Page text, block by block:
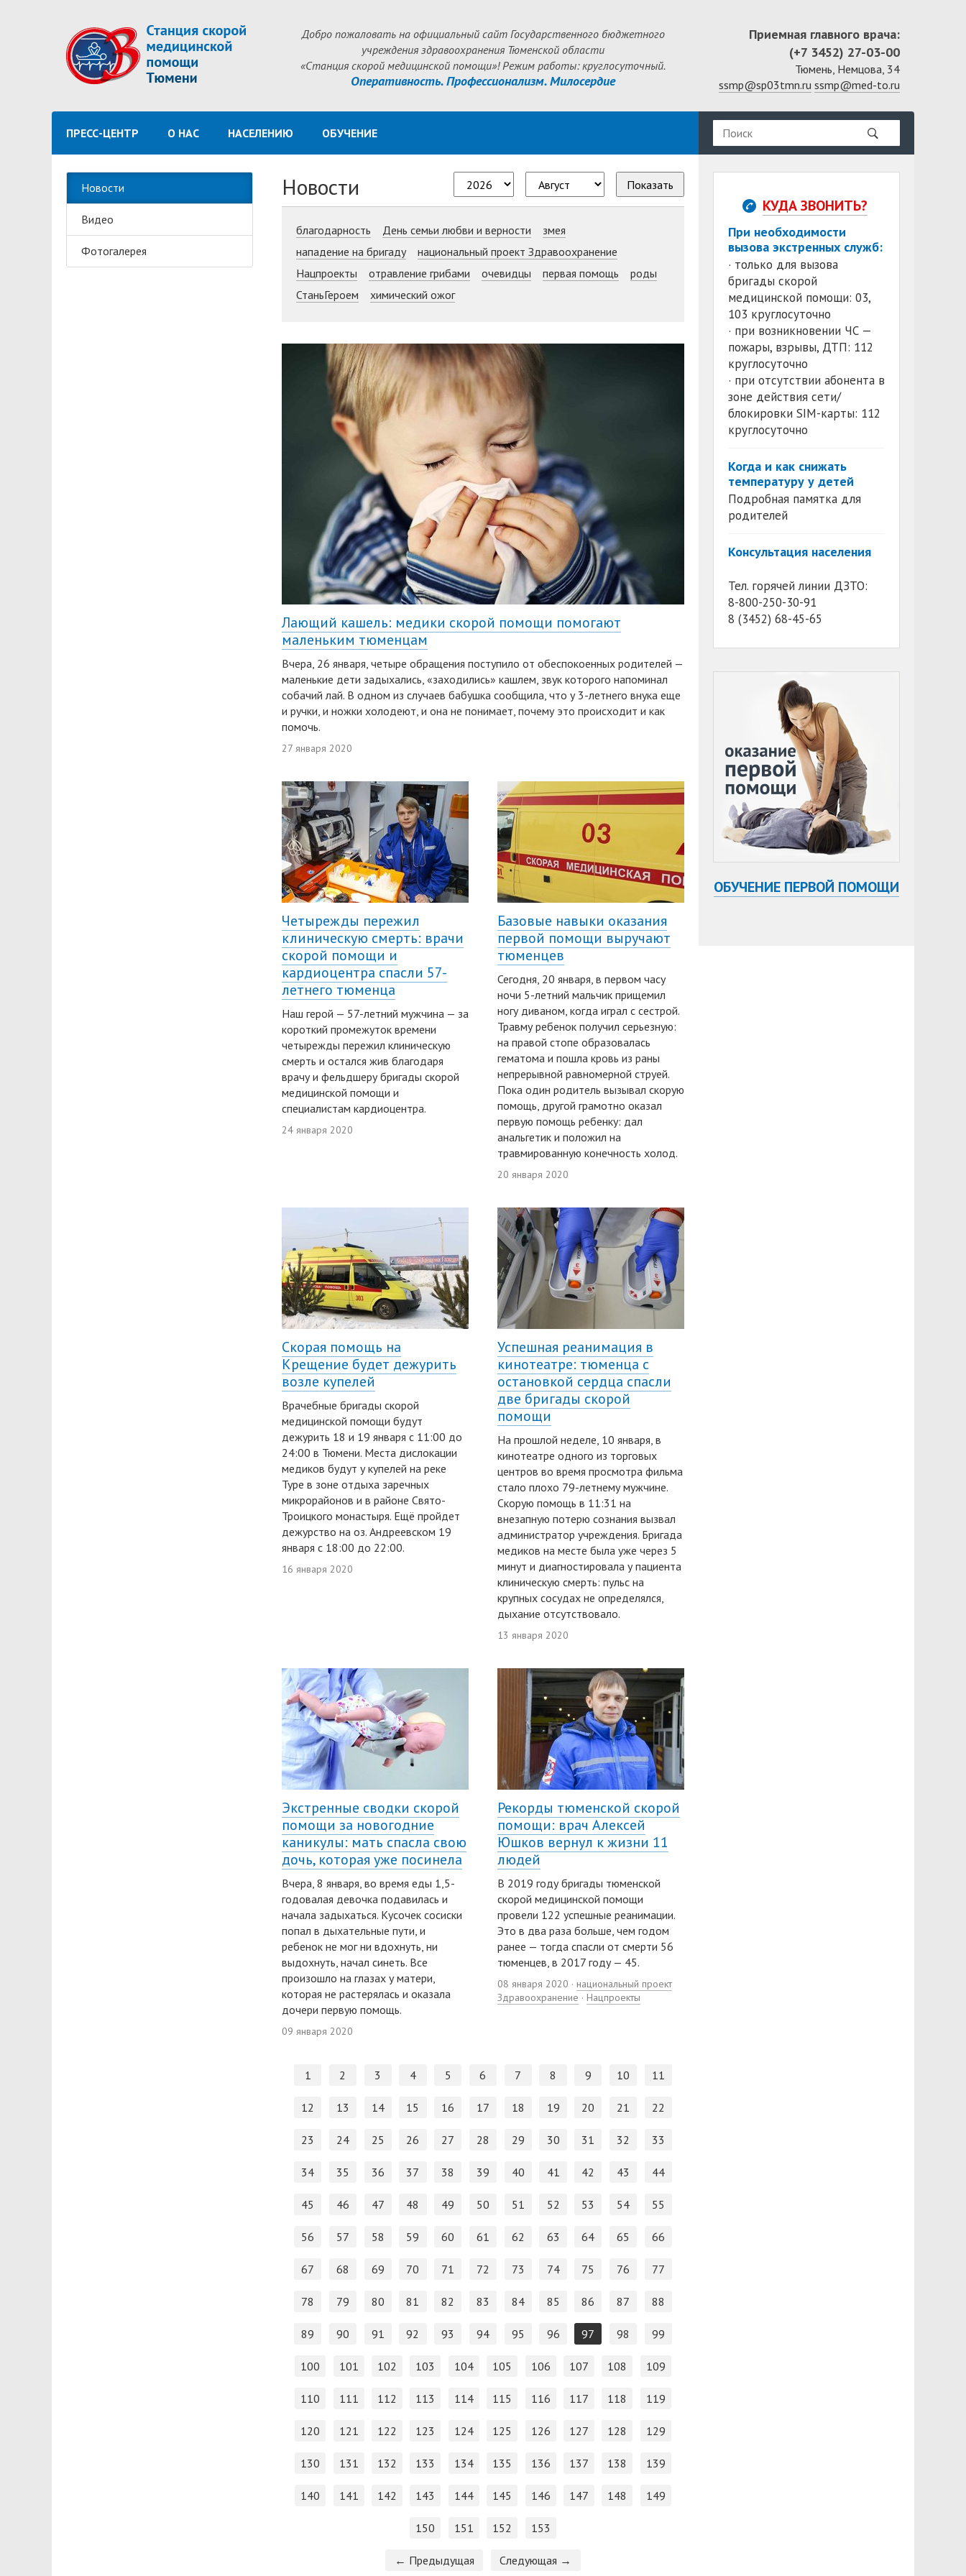
Добро пожаловать на официальный сайт Государственного бюджетного
учреждения здравоохранения Тюменской области
«Станция скорой медицинской помощи»! Режим работы: круглосуточный.
Оперативность. Профессионализм. Милосердие
Приемная главного врача:
(+7 3452) 27-03-00
Тюмень, Немцова, 34
ssmp@sp03tmn.ru ssmp@med-to.ru
ПРЕСС-ЦЕНТР О НАС НАСЕЛЕНИЮ ОБУЧЕНИЕ
Новости
Видео
Фотогалерея
Новости Показать
благодарность День семьи любви и верности
змея
нападение на бригаду
национальный проект Здравоохранение
Нацпроекты
отравление грибами очевидцы первая помощь
роды
СтаньГероем
химический ожог
Лающий кашель: медики скорой помощи помогают
маленьким тюменцам
Вчера, 26 января, четыре обращения поступило от обеспокоенных родителей —
маленькие дети задыхались, «заходились» кашлем, звук которого напоминал
собачий лай. В одном из случаев бабушка сообщила, что у 3-летнего внука еще
и ручки, и ножки холодеют, и она не понимает, почему это происходит и как
помочь.
27 января 2020
Четырежды пережил
клиническую смерть: врачи
скорой помощи и
кардиоцентра спасли 57-
летнего тюменца
Наш герой — 57-летний мужчина — за
короткий промежуток времени
четырежды пережил клиническую
смерть и остался жив благодаря
врачу и фельдшеру бригады скорой
медицинской помощи и
специалистам кардиоцентра.
24 января 2020
Базовые навыки оказания
первой помощи выручают
тюменцев
Сегодня, 20 января, в первом часу
ночи 5-летний мальчик прищемил
ногу диваном, когда играл с сестрой.
Травму ребенок получил серьезную:
на правой стопе образовалась
гематома и пошла кровь из раны
непрерывной равномерной струей.
Пока один родитель вызывал скорую
помощь, другой грамотно оказал
первую помощь ребенку: дал
анальгетик и положил на
травмированную конечность холод.
20 января 2020
Скорая помощь на
Крещение будет дежурить
возле купелей
Врачебные бригады скорой
медицинской помощи будут
дежурить 18 и 19 января с 11:00 до
24:00 в Тюмени. Места дислокации
медиков будут у купелей на реке
Туре в зоне отдыха заречных
микрорайонов и в районе Свято-
Троицкого монастыря. Ещё пройдет
дежурство на оз. Андреевском 19
января с 18:00 до 22:00.
16 января 2020
Успешная реанимация в
кинотеатре: тюменца с
остановкой сердца спасли
две бригады скорой
помощи
На прошлой неделе, 10 января, в
кинотеатре одного из торговых
центров во время просмотра фильма
стало плохо 79-летнему мужчине.
Скорую помощь в 11:31 на
внезапную потерю сознания вызвал
администратор учреждения. Бригада
медиков на месте была уже через 5
минут и диагностировала у пациента
клиническую смерть: пульс на
крупных сосудах не определялся,
дыхание отсутствовало.
13 января 2020
Экстренные сводки скорой
помощи за новогодние
каникулы: мать спасла свою
дочь, которая уже посинела
Вчера, 8 января, во время еды 1,5-
годовалая девочка подавилась и
начала задыхаться. Кусочек сосиски
попал в дыхательные пути, и
ребенок не мог ни вдохнуть, ни
выдохнуть, начал синеть. Все
произошло на глазах у матери,
которая не растерялась и оказала
дочери первую помощь.
09 января 2020
Рекорды тюменской скорой
помощи: врач Алексей
Юшков вернул к жизни 11
людей
В 2019 году бригады тюменской
скорой медицинской помощи
провели 122 успешные реанимации.
Это в два раза больше, чем годом
ранее — тогда спасли от смерти 56
тюменцев, в 2017 году — 45.
08 января 2020 · национальный проект
Здравоохранение · Нацпроекты
1 2 3 4 5 6 7 8 9 10 11
12 13 14 15 16 17 18 19 20 21 22
23 24 25 26 27 28 29 30 31 32 33
34 35 36 37 38 39 40 41 42 43 44
45 46 47 48 49 50 51 52 53 54 55
56 57 58 59 60 61 62 63 64 65 66
67 68 69 70 71 72 73 74 75 76 77
78 79 80 81 82 83 84 85 86 87 88
89 90 91 92 93 94 95 96 97 98 99
100 101 102 103 104 105 106 107 108 109
110 111 112 113 114 115 116 117 118 119
120 121 122 123 124 125 126 127 128 129
130 131 132 133 134 135 136 137 138 139
140 141 142 143 144 145 146 147 148 149
150 151 152 153
← Предыдущая Следующая →
КУДА ЗВОНИТЬ?
При необходимости
вызова экстренных служб:
· только для вызова
бригады скорой
медицинской помощи: 03,
103 круглосуточно
· при возникновении ЧС —
пожары, взрывы, ДТП: 112
круглосуточно
· при отсутствии абонента в
зоне действия сети/
блокировки SIM-карты: 112
круглосуточно
Когда и как снижать
температуру у детей
Подробная памятка для
родителей
Консультация населения
Тел. горячей линии ДЗТО:
8-800-250-30-91
8 (3452) 68-45-65
ОБУЧЕНИЕ ПЕРВОЙ ПОМОЩИ